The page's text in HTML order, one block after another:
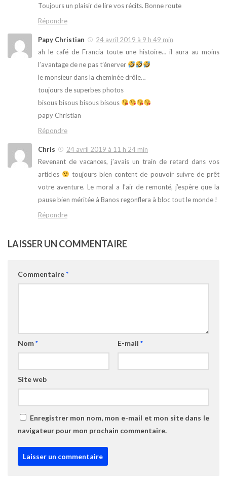
Toujours un plaisir de lire vos récits. Bonne route
Répondre
Papy Christian
24 avril 2019 à 9 h 49 min
ah le café de Francia toute une histoire… il aura au moins
l’avantage de ne pas t’énerver
le monsieur dans la cheminée drôle…
toujours de superbes photos
bisous bisous bisous bisous
papy Christian
Répondre
Chris
24 avril 2019 à 11 h 24 min
Revenant de vacances, j’avais un train de retard dans vos
articles
toujours bien content de pouvoir suivre de prêt
votre aventure. Le moral a l’air de remonté, j’espère que la
pause bien méritée à Banos regonflera à bloc tout le monde !
Répondre
LAISSER UN COMMENTAIRE
Commentaire*
Nom* E-mail *
Site web
Enregistrer mon nom, mon e-mail et mon site dans le
navigateur pour mon prochain commentaire.